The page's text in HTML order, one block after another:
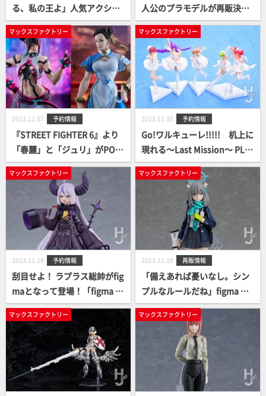
る、私の王よ」人気アクショ
ンRPG『ELDEN RING』よ
り、魔女「ラニ」のねんどろ
いどが予約案内開始に！
人公のプラモデルが再販決
定！ PLAMAX minimum fact
ory リン・ミンメイ、一条輝
各種予約開始！
マックスファクトリー
2023.12.07 予約情報
『STREET FIGHTER 6』より
「春麗」と「ジュリ」がPOP
UP PARADE で予約受付開
始！
マックスファクトリー
2023.11.30 予約情報
Go!ワルキューレ!!!!! 机上に
現れる～Last Mission～ PLA
MAX MF-86 minimum factor
y ワルキューレ LAST MISSIO
N イメージカラーver. SET 予
マックスファクトリー
2023.11.28 予約情報
刮目せよ！ ラプラス総帥がfig
maとなって登場！「figma ラ
プラス・ダークネス」ご予約
案内開始！
マックスファクトリー
2023.11.28 再販情報
「備えあれば憂いなし。シン
プルなルールだね」figma 砂
狼シロコ、再販予約開始！
マックスファクトリー マックスファクトリー